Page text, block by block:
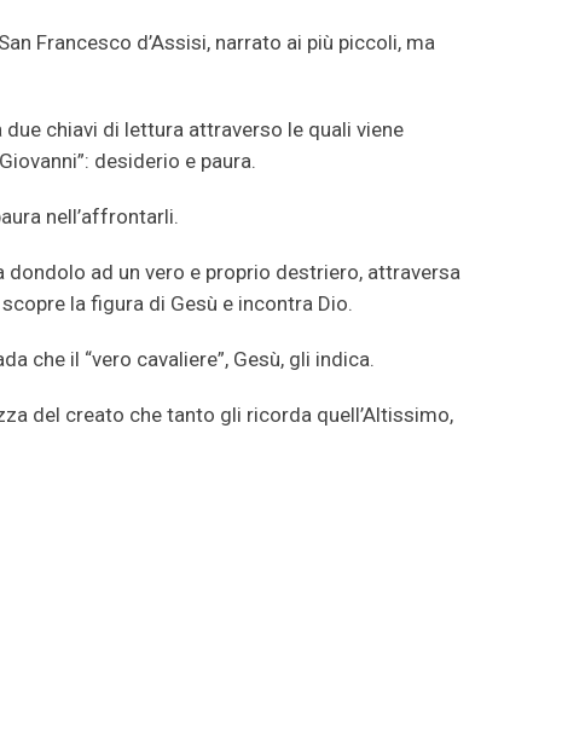
Francesco d’Assisi, narrato ai più piccoli, ma
chiavi di lettura attraverso le quali viene
desiderio e paura.
nell’affrontarli.
ad un vero e proprio destriero, attraversa
la figura di Gesù e incontra Dio.
che il “vero cavaliere”, Gesù, gli indica.
del creato che tanto gli ricorda quell’Altissimo,